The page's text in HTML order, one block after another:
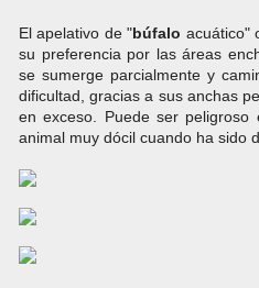
El apelativo de "búfalo acuático"
su preferencia por las áreas
se sumerge parcialmente y
dificultad, gracias a sus anchas
en exceso. Puede ser
animal muy dócil cuando ha sido